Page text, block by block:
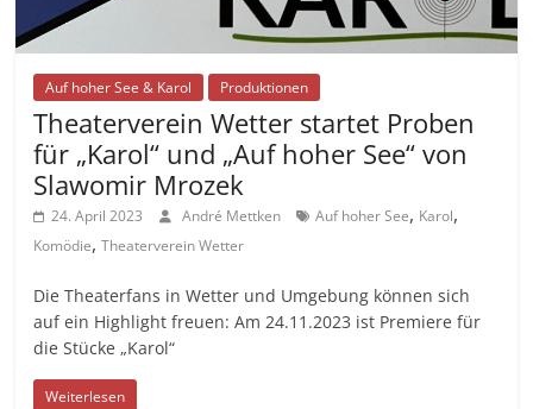
Auf hoher See & Karol Produktionen
Theaterverein Wetter startet Proben
für „Karol“ und „Auf hoher See“ von
Slawomir Mrozek
24. April 2023 André Mettken Auf hoher See, Karol,
Komödie,Theaterverein Wetter
Die Theaterfans in Wetter und Umgebung können sich
auf ein Highlight freuen: Am 24.11.2023 ist Premiere für
die Stücke „Karol“
Weiterlesen